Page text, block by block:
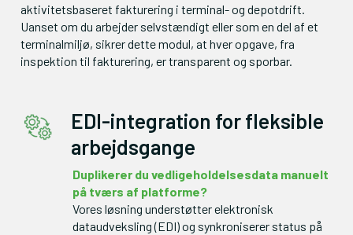
aktivitetsbaseret fakturering i terminal- og depotdrift.
Uanset om du arbejder selvstændigt eller som en del af et
terminalmiljø, sikrer dette modul, at hver opgave, fra
inspektion til fakturering, er transparent og sporbar.
EDI-integration for fleksible
arbejdsgange
Duplikerer du vedligeholdelsesdata manuelt
på tværs af platforme?
Vores løsning understøtter elektronisk
dataudveksling (EDI) og synkroniserer status på